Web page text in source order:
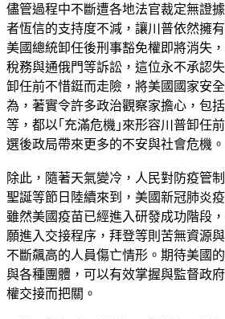
儘管過程中不斷遭各地法官裁定無證
者恆信的支持度不減，讓川普依然擁
美國總統卸任後刑事豁免權即將消失
稅務與通俄門等訴訟，這位永不承認
卸任前不惜鋌而走險，將美國國家安
為，著實令許多政治觀察家擔心，包
等，都以｢充滿危機｣來形容川普卸任
選後政局帶來更多的不安與社會危機。
除此，隨著天氣變冷，人民對防疫管
聖誕等節日陸續來到，美國新冠肺炎
雖然美國疫苗已經進入研發成功階段
願進入交接程序，拜登等則苦無資源
不斷飆高的人員傷亡情形。期待美國
與各種團體，可以有效掌握與監督政
權交接而把關。